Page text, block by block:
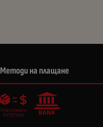
Методи на плащане